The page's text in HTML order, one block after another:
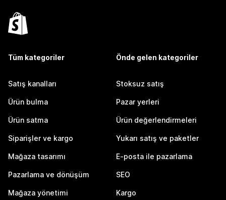
Tüm kategoriler
Satış kanalları
Ürün bulma
Ürün satma
Siparişler ve kargo
Mağaza tasarımı
Pazarlama ve dönüşüm
Mağaza yönetimi
Önde gelen kategoriler
Stoksuz satış
Pazar yerleri
Ürün değerlendirmeleri
Yukarı satış ve paketler
E-posta ile pazarlama
SEO
Kargo